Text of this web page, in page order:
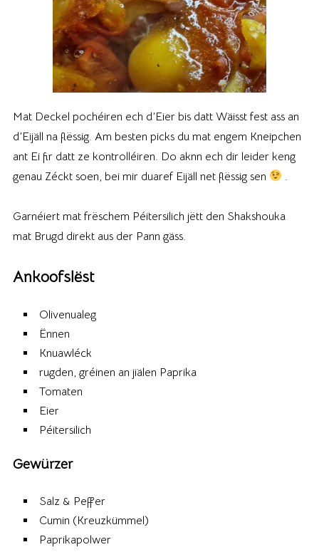
Mat Deckel pochéiren ech d’Eier bis datt Wäisst fest ass an
d’Eijäll na flëssig. Am besten picks du mat engem Kneipchen
ant Ei fir datt ze kontrolléiren. Do aknn ech dir leider keng
genau Zéckt soen, bei mir duaref Eijäll net flëssig sen
.
Garnéiert mat frëschem Péitersilich jëtt den Shakshouka
mat Brugd direkt aus der Pann gäss.
Ankoofslëst
Olivenualeg
Ënnen
Knuawléck
rugden, gréinen an jiälen Paprika
Tomaten
Eier
Péitersilich
Gewürzer
Salz & Peffer
Cumin (Kreuzkümmel)
Paprikapolwer